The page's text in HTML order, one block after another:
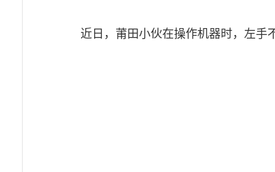
近日，莆田小伙在操作机器时，左手